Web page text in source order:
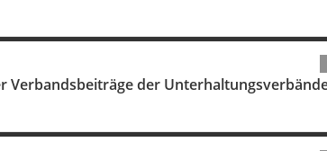
Verbandsbeiträge der